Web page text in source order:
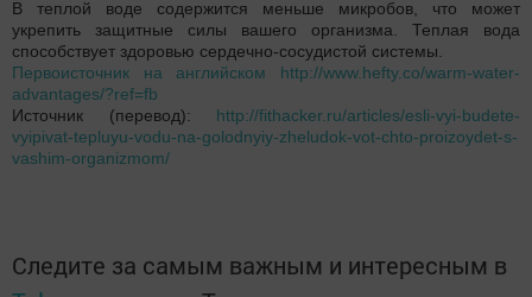
В теплой воде содержится меньше микробов, что может
укрепить защитные силы вашего организма. Теплая вода
способствует здоровью сердечно-сосудистой системы.
Первоисточник на английском
http://www.hefty.co/warm-water-
advantages/?ref=fb
Источник (перевод): http://fithacker.ru/articles/esli-vyi-budete-
vyipivat-tepluyu-vodu-na-golodnyiy-zheludok-vot-chto-proizoydet-s-
vashim-organizmom/
Следите за самым важным и интересным в